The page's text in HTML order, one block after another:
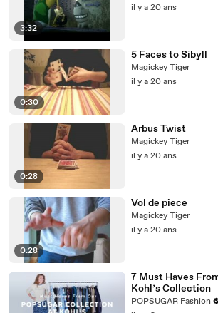
3:32
il y a 20 ans
0:30
5 Faces to Sibyll
Magickey Tiger
il y a 20 ans
0:28
Arbus Twist
Magickey Tiger
il y a 20 ans
0:28
Vol de piece
Magickey Tiger
il y a 20 ans
7 Must Haves
Kohl’s Collection
POPSUGAR Fashion